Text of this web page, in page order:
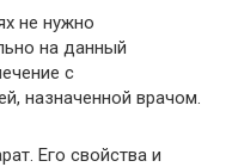
не нужно
на данный
с
назначенной врачом.
Его свойства и